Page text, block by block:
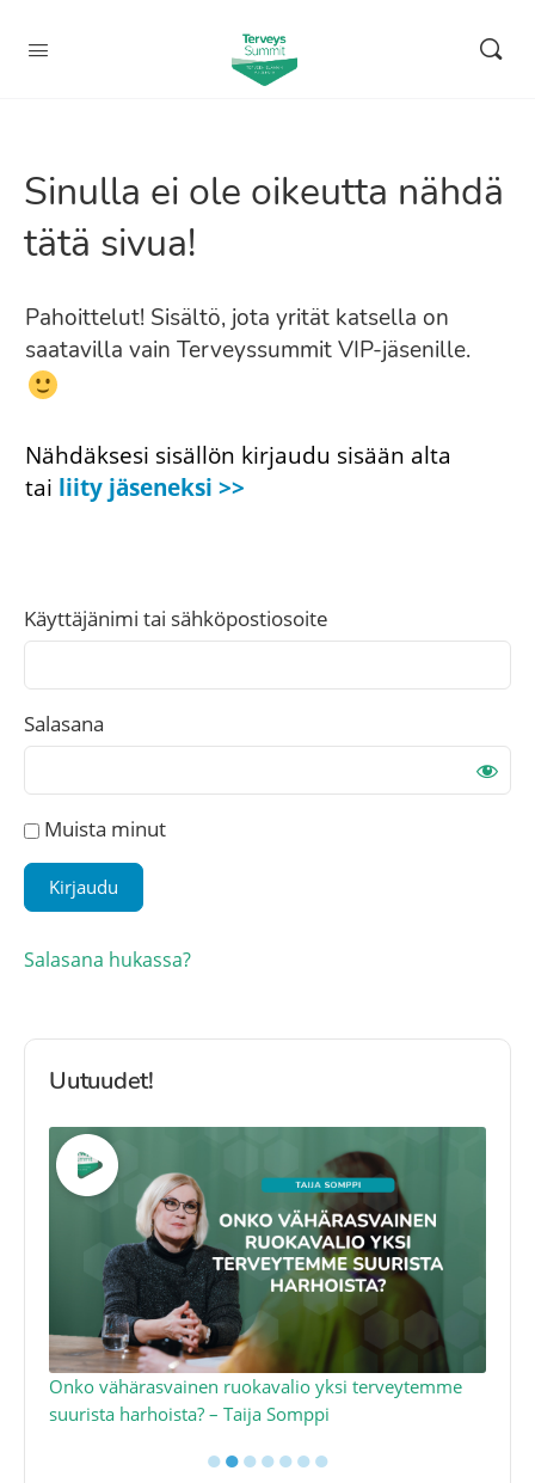
Sinulla ei ole oikeutta nähdä
tätä sivua!
Pahoittelut! Sisältö, jota yrität katsella on
saatavilla vain Terveyssummit VIP-jäsenille.
Nähdäksesi sisällön kirjaudu sisään alta
tai liity jäseneksi >>
Käyttäjänimi tai sähköpostiosoite
Salasana
Muista minut
Salasana hukassa?
Uutuudet!
Onko vähärasvainen ruokavalio yksi terveytemme
suurista harhoista? – Taija Somppi
●●●●●●●